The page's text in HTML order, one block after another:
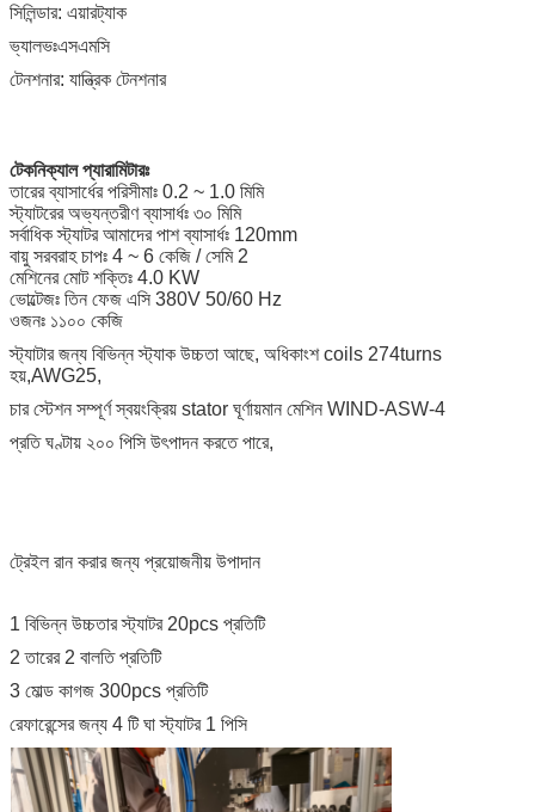
সিলিন্ডার: এয়ারট্যাক
ভ্যালভঃএসএমসি
টেনশনার: যান্ত্রিক টেনশনার
টেকনিক্যাল প্যারামিটারঃ
তারের ব্যাসার্ধের পরিসীমাঃ 0.2 ~ 1.0 মিমি
স্ট্যাটরের অভ্যন্তরীণ ব্যাসার্ধঃ ৩০ মিমি
সর্বাধিক স্ট্যাটর আমাদের পাশ ব্যাসার্ধঃ 120mm
বায়ু সরবরাহ চাপঃ 4 ~ 6 কেজি / সেমি 2
মেশিনের মোট শক্তিঃ 4.0 KW
ভোল্টেজঃ তিন ফেজ এসি 380V 50/60 Hz
ওজনঃ ১১০০ কেজি
স্ট্যাটার জন্য বিভিন্ন স্ট্যাক উচ্চতা আছে, অধিকাংশ coils 274turns
হয়,AWG25,
চার স্টেশন সম্পূর্ণ স্বয়ংক্রিয় stator ঘূর্ণায়মান মেশিন WIND-ASW-4
প্রতি ঘণ্টায় ২০০ পিসি উৎপাদন করতে পারে,
ট্রেইল রান করার জন্য প্রয়োজনীয় উপাদান
1 বিভিন্ন উচ্চতার স্ট্যাটর 20pcs প্রতিটি
2 তারের 2 বালতি প্রতিটি
3 মোল্ড কাগজ 300pcs প্রতিটি
রেফারেন্সের জন্য 4 টি ঘা স্ট্যাটর 1 পিসি